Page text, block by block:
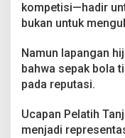
kompetisi—hadir
bukan untuk
Namun lapangan
bahwa sepak bola
pada reputasi.
Ucapan Pelatih
menjadi